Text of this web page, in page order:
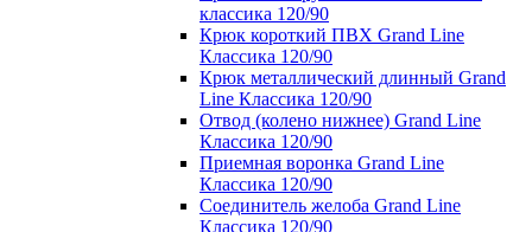
классика 120/90
Крюк короткий ПВХ Grand Line
Классика 120/90
Крюк металлический длинный Grand
Line Классика 120/90
Отвод (колено нижнее) Grand Line
Классика 120/90
Приемная воронка Grand Line
Классика 120/90
Соединитель желоба Grand Line
Классика 120/90